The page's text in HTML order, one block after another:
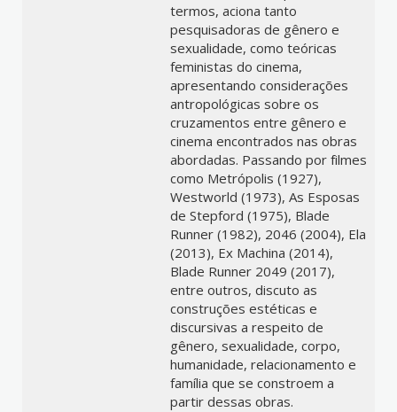
termos, aciona tanto
pesquisadoras de gênero e
sexualidade, como teóricas
feministas do cinema,
apresentando considerações
antropológicas sobre os
cruzamentos entre gênero e
cinema encontrados nas obras
abordadas. Passando por filmes
como Metrópolis (1927),
Westworld (1973), As Esposas
de Stepford (1975), Blade
Runner (1982), 2046 (2004), Ela
(2013), Ex Machina (2014),
Blade Runner 2049 (2017),
entre outros, discuto as
construções estéticas e
discursivas a respeito de
gênero, sexualidade, corpo,
humanidade, relacionamento e
família que se constroem a
partir dessas obras.